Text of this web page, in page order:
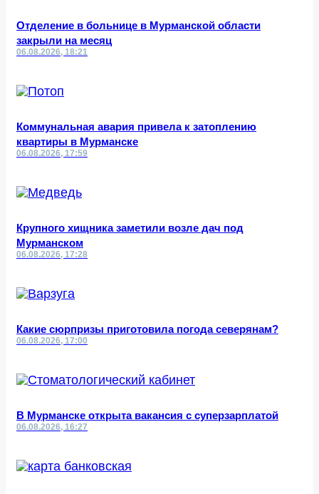
Отделение в больнице в Мурманской области
закрыли на месяц
06.08.2026, 18:21
Коммунальная авария привела к затоплению
квартиры в Мурманске
06.08.2026, 17:59
Крупного хищника заметили возле дач под
Мурманском
06.08.2026, 17:28
Какие сюрпризы приготовила погода северянам?
06.08.2026, 17:00
В Мурманске открыта вакансия с суперзарплатой
06.08.2026, 16:27